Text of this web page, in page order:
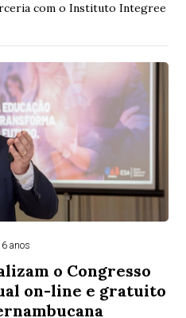
com o Instituto Integree
6 anos
o Congresso
on-line e gratuito